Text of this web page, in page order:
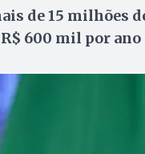
de 15 milhões
600 mil por ano